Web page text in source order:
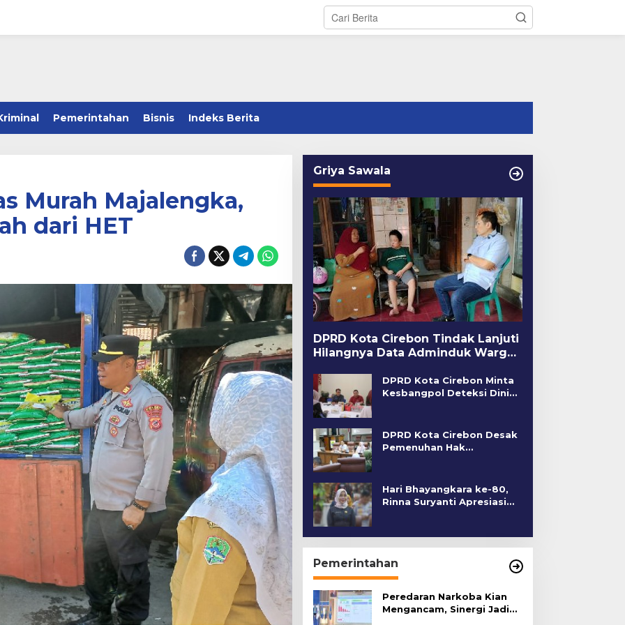
Pemerintahan Bisnis Indeks Berita
Murah Majalengka,
dari HET
Griya Sawala
DPRD Kota Cirebon Tindak Lanjuti
Hilangnya Data Adminduk Warga
DPRD Kota Cirebon Minta
Kesbangpol Deteksi Dini
DPRD Kota Cirebon Desak
Pemenuhan Hak
Hari Bhayangkara ke-80,
Rinna Suryanti Apresiasi
Pemerintahan
Peredaran Narkoba Kian
Mengancam, Sinergi Jadi